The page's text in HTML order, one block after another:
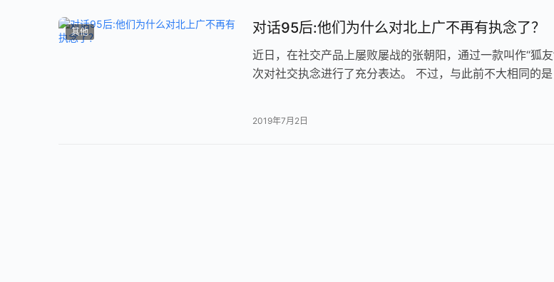
其他 对话95后:他们为什么对北上广不再有执念了？
近日，在社交产品上屡败屡战的张朝阳，通过一款叫作“狐
次对社交执念进行了充分表达。 不过，与此前不大相同的
2019年7月2日